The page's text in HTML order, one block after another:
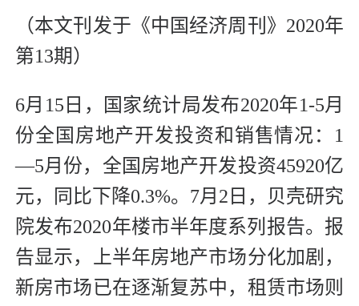
（本文刊发于《中国经济周刊》2020年
第13期）
6月15日，国家统计局发布2020年1-5月
份全国房地产开发投资和销售情况：1
—5月份，全国房地产开发投资45920亿
元，同比下降0.3%。7月2日，贝壳研究
院发布2020年楼市半年度系列报告。报
告显示，上半年房地产市场分化加剧，
新房市场已在逐渐复苏中，租赁市场则